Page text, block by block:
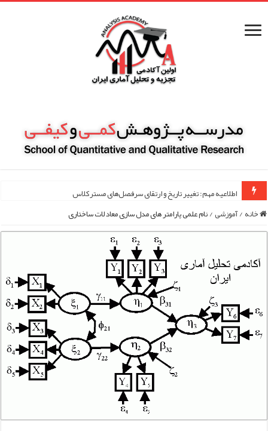
اطلاعیه مهم: تغییر تاریخ و ارتقای سرفصل‌های مسترکلاس مقاله نویسی ۱۰۰ ساع
خانه/آموزشی/نام علمی پارامتر های مدل سازی معادلات ساختاری